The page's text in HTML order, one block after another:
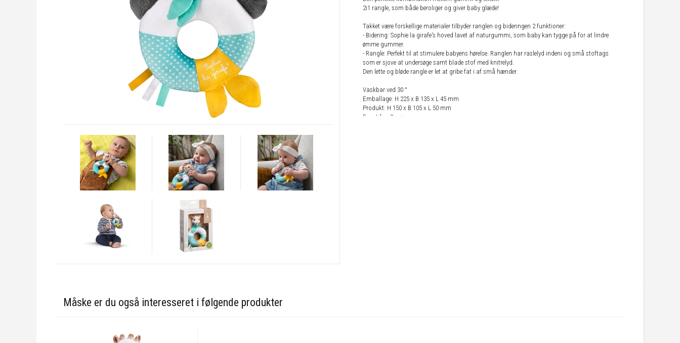
2i1 rangle, som både beroliger og giver baby glæde!
Takket være forskellige materialer tilbyder ranglen og bideringen 2 funktioner:
- Bidering: Sophie la girafe's hoved lavet af naturgummi, som baby kan tygge på for at lindre
ømme gummer.
- Rangle: Perfekt til at stimulere babyens hørelse. Ranglen har raslelyd indeni og små stoftags
som er sjove at undersøge samt blade stof med knitrelyd.
Den lette og bløde rangle er let at gribe fat i af små hænder.
Vaskbar ved 30 °
Emballage: H 225 x B 135 x L 45 mm
Produkt: H 150 x B 105 x L 50 mm
Egnet fra: 3 m+
Måske er du også interesseret i følgende produkter